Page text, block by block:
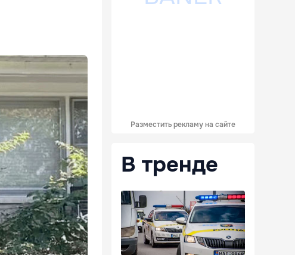
Разместить рекламу на сайте
В тренде